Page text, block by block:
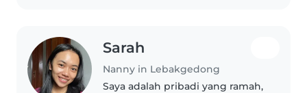
Sarah
Nanny in Lebakgedong
Saya adalah pribadi yang ramah,